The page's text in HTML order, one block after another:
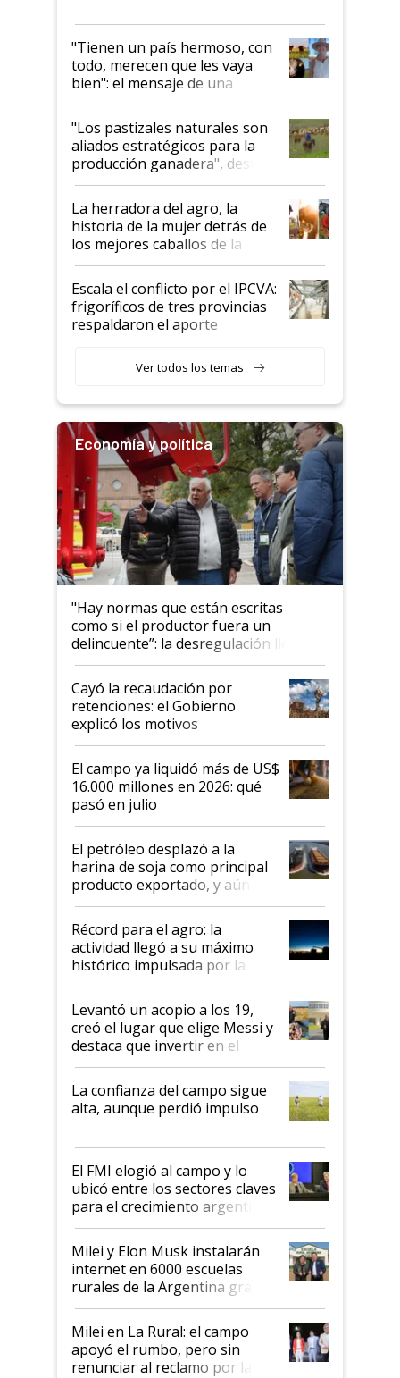
"Tienen un país hermoso, con
todo, merecen que les vaya
bien": el mensaje de una
ganadera uruguaya sobre las
oportunidades que se abren
para el agro en Argentina, con
foco en la carne
"Los pastizales naturales son
aliados estratégicos para la
producción ganadera", destaca
la iniciativa que ya reúne a 46
establecimientos en Argentina
La herradora del agro, la
historia de la mujer detrás de
los mejores caballos de la
Argentina y los mitos que
todavía hacen sufrir a estos
animales: "Mientras me
descalificaban, yo seguí
haciendo currículum"
Escala el conflicto por el IPCVA:
frigoríficos de tres provincias
respaldaron el aporte
Ver todos los temas
Economía y política
"Hay normas que están escritas
como si el productor fuera un
delincuente”: la desregulación llegó
al Congreso Aapresid y hasta se
habló del financiamiento al IPCVA
Cayó la recaudación por
retenciones: el Gobierno
explicó los motivos
El campo ya liquidó más de US$
16.000 millones en 2026: qué
pasó en julio
El petróleo desplazó a la
harina de soja como principal
producto exportado, y aún así
el agro aportó casi seis de cada
diez dólares y sostuvo el
liderazgo en un semestre
récord
Récord para el agro: la
actividad llegó a su máximo
histórico impulsada por la
cosecha y las exportaciones
Levantó un acopio a los 19,
creó el lugar que elige Messi y
destaca que invertir en el
kirchnerismo era como "darle
plata a un hijo para droga":
Juan Félix Rossetti, el libertario
que de una dura crisis salió
de Milei
La confianza del campo sigue
alta, aunque perdió impulso
El FMI elogió al campo y lo
ubicó entre los sectores claves
para el crecimiento argentino
Milei y Elon Musk instalarán
internet en 6000 escuelas
rurales de la Argentina gracias
a un acuerdo con Starlink
Milei en La Rural: el campo
apoyó el rumbo, pero sin
renunciar al reclamo por las